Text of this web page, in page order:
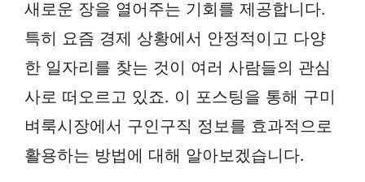
새로운 장을 열어주는 기회를 제공합니다.
특히 요즘 경제 상황에서 안정적이고 다양
한 일자리를 찾는 것이 여러 사람들의 관심
사로 떠오르고 있죠. 이 포스팅을 통해 구미
벼룩시장에서 구인구직 정보를 효과적으로
활용하는 방법에 대해 알아보겠습니다.